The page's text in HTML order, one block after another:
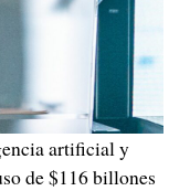
artificial y
de $116 billones